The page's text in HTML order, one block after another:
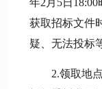
年2 月 5日
获取招标文件
疑、无法投标
2.领取地